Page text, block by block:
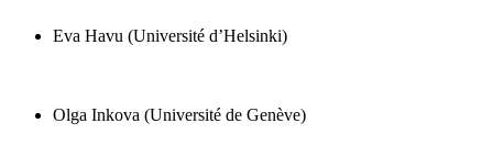
Eva Havu (Université d’Helsinki)
Olga Inkova (Université de Genève)